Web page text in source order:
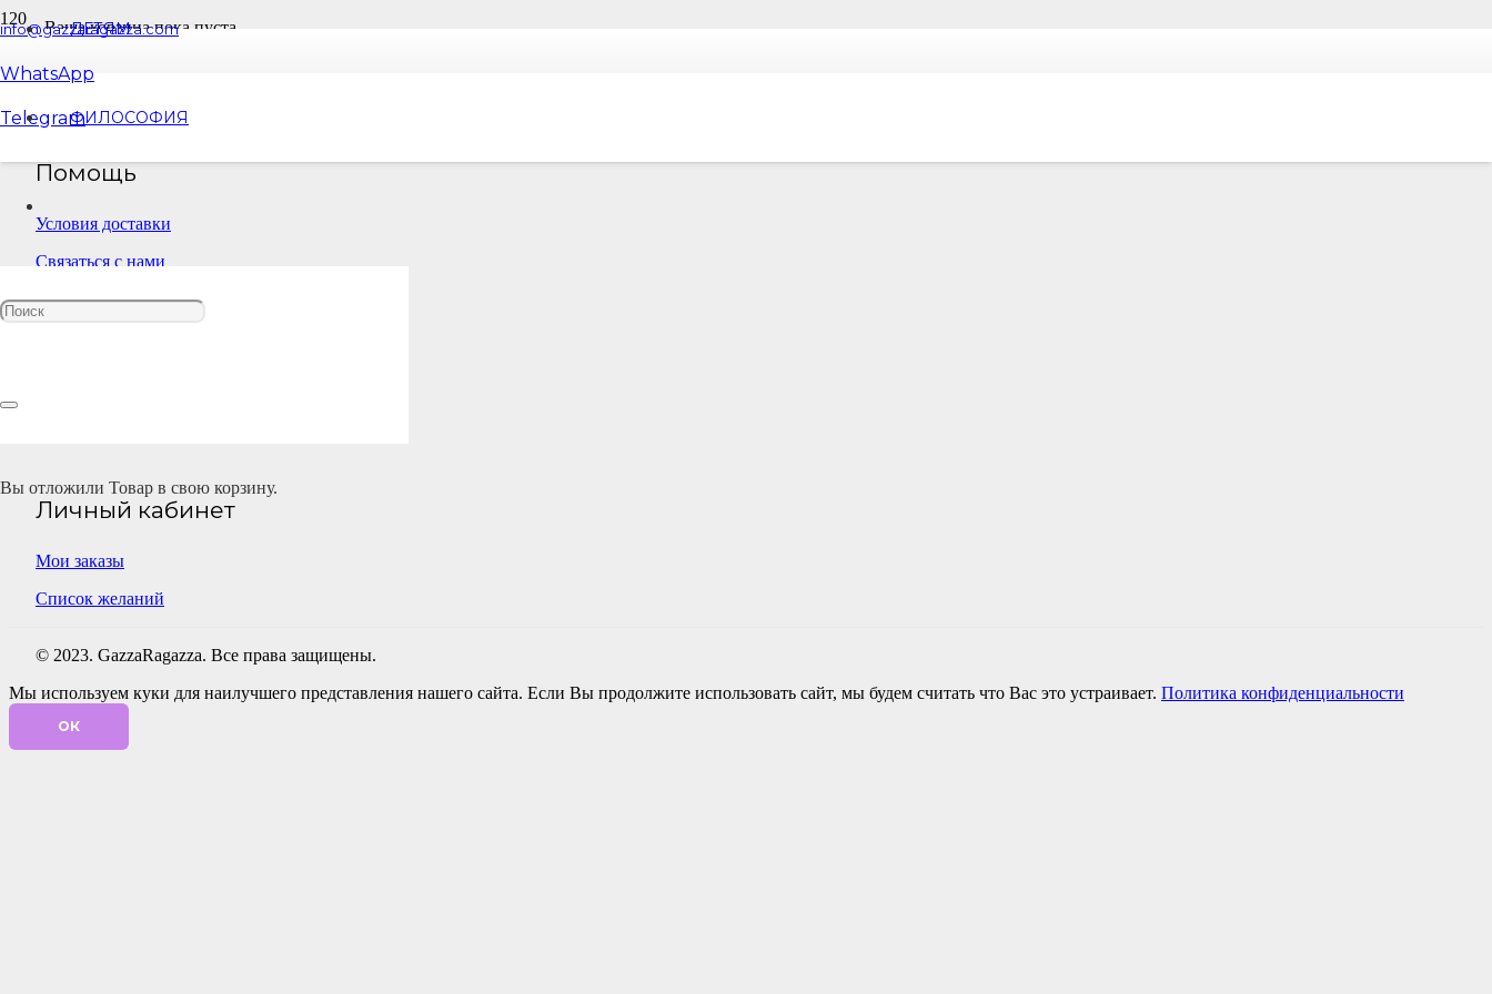
info@gazzaragazza.com
WhatsApp
Telegram
ДЕТЯМ
ФИЛОСОФИЯ
Вы отложили Товар в свою корзину.
Ваша корзина пока пуста.
ВЕРНУТЬСЯ В МАГАЗИН
Помощь
Условия доставки
Связаться с нами
Личный кабинет
Мои заказы
Список желаний
© 2023. GazzaRagazza. Все права защищены.
Мы используем куки для наилучшего представления нашего сайта. Если Вы продолжите использовать сайт, мы будем считать что Вас это устраивает. Политика конфиденциальности
ОК